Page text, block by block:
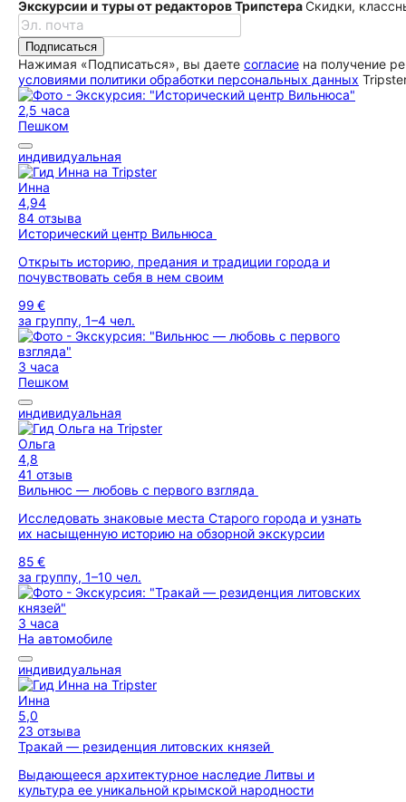
Экскурсии и туры от редакторов ТрипстераСкидки,
Подписаться
Нажимая «Подписаться», вы даете согласие на получение
условиями политики обработки персональных данных
2,5 часа
Пешком
индивидуальная
Инна
4,94
84 отзыва
Исторический центр Вильнюса
Открыть историю, предания и традиции города и
почувствовать себя в нем своим
99 €
за группу, 1–4 чел.
3 часа
Пешком
индивидуальная
Ольга
4,8
41 отзыв
Вильнюс — любовь с первого взгляда
Исследовать знаковые места Старого города и узнать
их насыщенную историю на обзорной экскурсии
85 €
за группу, 1–10 чел.
3 часа
На автомобиле
индивидуальная
Инна
5,0
23 отзыва
Тракай — резиденция литовских князей
Выдающееся архитектурное наследие Литвы и
культура ее уникальной крымской народности